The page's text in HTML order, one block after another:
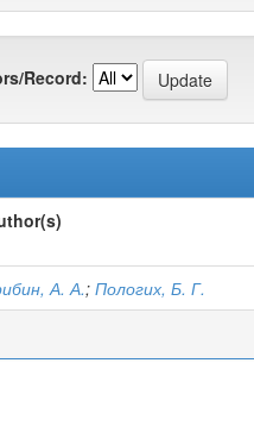
Record:
А. А.; Пологих, Б. Г.